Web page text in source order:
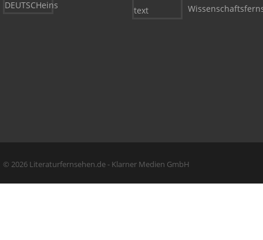
© 2026 Literaturfernsehen.de - Klarner Medien GmbH